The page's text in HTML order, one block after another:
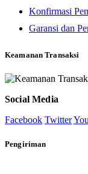
Konfirmasi
Garansi dan
Keamanan Transaksi
Social Media
Facebook Twitter
Pengiriman